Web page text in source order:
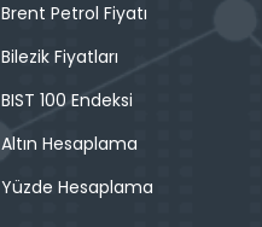
Brent Petrol Fiyatı
Bilezik Fiyatları
BIST 100 Endeksi
Altın Hesaplama
Yüzde Hesaplama